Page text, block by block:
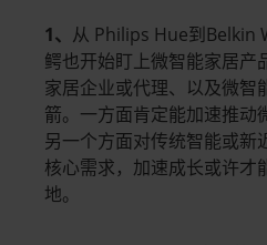
1、 从 Philips Hue到Belkin
鳄也开始盯上微智能家居产
家居企业或代理、以及微智
箭。一方面肯定能加速推动
另一个方面对传统智能或新
核心需求，加速成长或许才
地。